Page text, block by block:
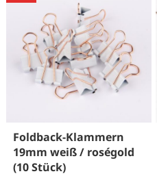
Foldback-Klammern
19mm weiß / roségold
(10 Stück)